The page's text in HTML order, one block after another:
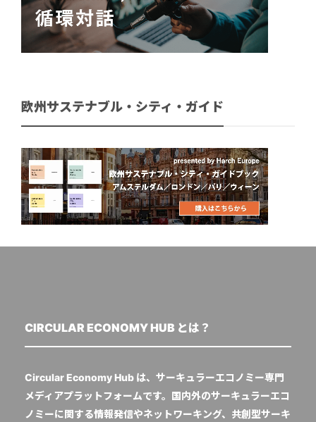
欧州サステナブル・シティ・ガイド
CIRCULAR ECONOMY HUB とは？
Circular Economy Hub は、サーキュラーエコノミー専門
メディアプラットフォームです。国内外のサーキュラーエコ
ノミーに関する情報発信やネットワーキング、共創型サーキ